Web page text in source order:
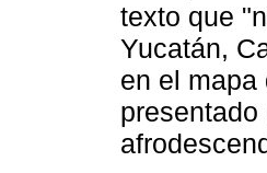
texto que
Yucatán,
en el